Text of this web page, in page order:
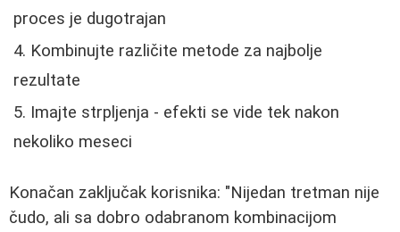
proces je dugotrajan
Kombinujte različite metode za najbolje
rezultate
Imajte strpljenja - efekti se vide tek nakon
nekoliko meseci
Konačan zaključak korisnika: "Nijedan tretman nije
čudo, ali sa dobro odabranom kombinacijom